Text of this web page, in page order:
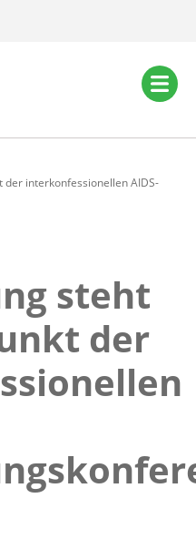
interkonfessionellen AIDS-
steht
der